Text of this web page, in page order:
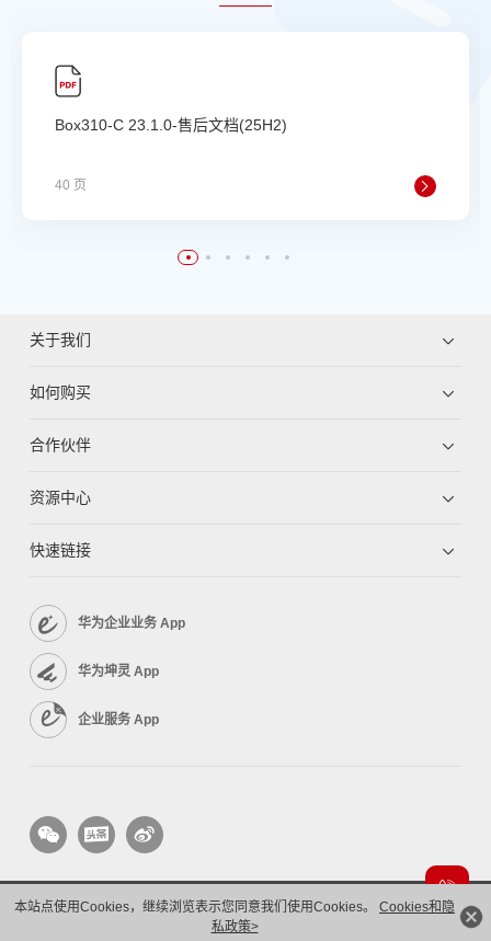
本站点使用Cookies，继续浏览表示您同意我们使用Cookies。 Cookies和隐
私政策>
Box310-C 23.1.0-售后文档(25H2)
40 页
关于我们
如何购买
合作伙伴
资源中心
快速链接
华为企业业务 App
华为坤灵 App
企业服务 App
版权所有 © 华为技术有限公司 1998-2026。 保留一切权利。粤A2-20044005号
隐私保护
法律声明